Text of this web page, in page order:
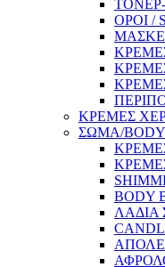
ΤΟΝΕΡ-
ΟΡΟΙ /
ΚΡΕΜΕΣ
ΣΩΜΑ/BODY
BODY
ΛΑΔΙΑ